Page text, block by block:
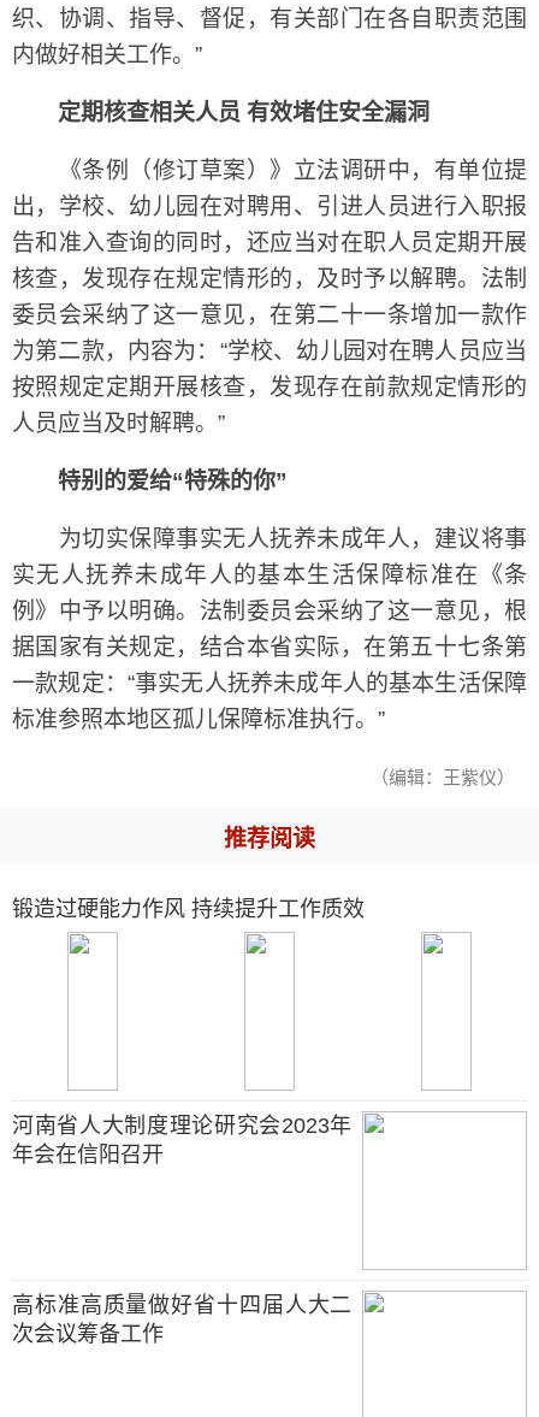
织、协调、指导、督促，有关部门在各自职责范围
内做好相关工作。”
定期核查相关人员 有效堵住安全漏洞
《条例（修订草案）》立法调研中，有单位提
出，学校、幼儿园在对聘用、引进人员进行入职报
告和准入查询的同时，还应当对在职人员定期开展
核查，发现存在规定情形的，及时予以解聘。法制
委员会采纳了这一意见，在第二十一条增加一款作
为第二款，内容为：“学校、幼儿园对在聘人员应当
按照规定定期开展核查，发现存在前款规定情形的
人员应当及时解聘。”
特别的爱给“特殊的你”
为切实保障事实无人抚养未成年人，建议将事
实无人抚养未成年人的基本生活保障标准在《条
例》中予以明确。法制委员会采纳了这一意见，根
据国家有关规定，结合本省实际，在第五十七条第
一款规定：“事实无人抚养未成年人的基本生活保障
标准参照本地区孤儿保障标准执行。”
（编辑：王紫仪）
推荐阅读
锻造过硬能力作风 持续提升工作质效
河南省人大制度理论研究会2023年
年会在信阳召开
高标准高质量做好省十四届人大二
次会议筹备工作